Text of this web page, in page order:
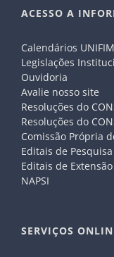
ACESSO A
Calendários
Legislações
Ouvidoria
Avalie nosso site
Resoluções do
Resoluções do
Comissão Própria
Editais de Pesquisa
Editais de Extensão
NAPSI
SERVIÇOS